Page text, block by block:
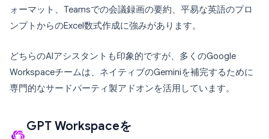
ォーマット、Teamsでの会議録画の要約、平易な英語のプロ
ンプトからのExcel数式作成に強みがあります。
どちらのAIアシスタントも印象的ですが、多くのGoogle
Workspaceチームは、ネイティブのGeminiを補完するために
専門的なサードパーティ製アドオンを活用しています。
GPT Workspaceを